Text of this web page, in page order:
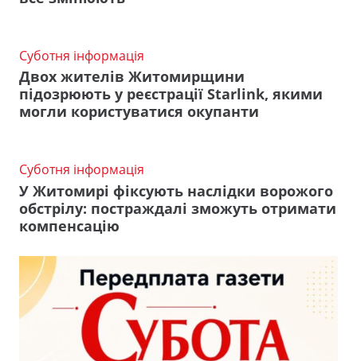
Суботня інформація
Двох жителів Житомирщини
підозрюють у реєстрації Starlink, якими
могли користуватися окупанти
Суботня інформація
У Житомирі фіксують наслідки ворожого
обстрілу: постраждалі зможуть отримати
компенсацію